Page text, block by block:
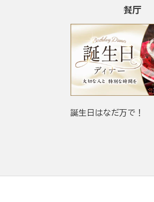
餐厅
誕生日はなだ万で！